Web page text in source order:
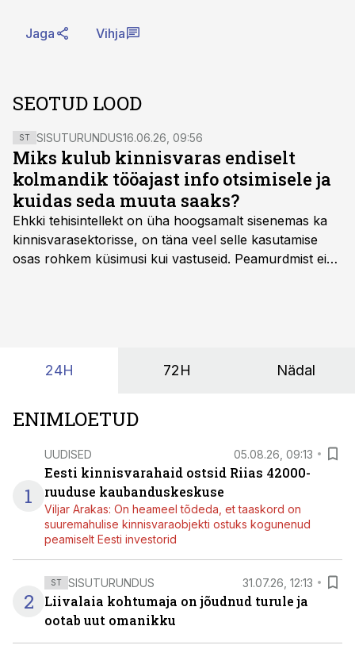
Jaga Vihja
SEOTUD LOOD
ST SISUTURUNDUS16.06.26, 09:56
Miks kulub kinnisvaras endiselt
kolmandik tööajast info otsimisele ja
kuidas seda muuta saaks?
Ehkki tehisintellekt on üha hoogsamalt sisenemas ka
kinnisvarasektorisse, on täna veel selle kasutamise
osas rohkem küsimusi kui vastuseid. Peamurdmist ei
24H 72H Nädal
ENIMLOETUD
1
UUDISED 05.08.26, 09:13
Eesti kinnisvarahaid ostsid Riias 42000-
ruuduse kaubanduskeskuse
Viljar Arakas: On heameel tõdeda, et taaskord on
suuremahulise kinnisvaraobjekti ostuks kogunenud
peamiselt Eesti investorid
2
ST SISUTURUNDUS 31.07.26, 12:13
Liivalaia kohtumaja on jõudnud turule ja
ootab uut omanikku